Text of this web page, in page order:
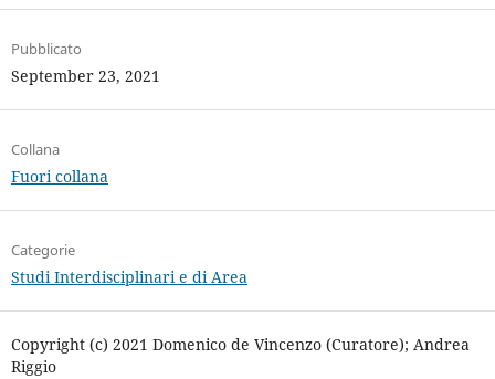
Pubblicato
September 23, 2021
Collana
Fuori collana
Categorie
Studi Interdisciplinari e di Area
Copyright (c) 2021 Domenico de Vincenzo (Curatore); Andrea
Riggio